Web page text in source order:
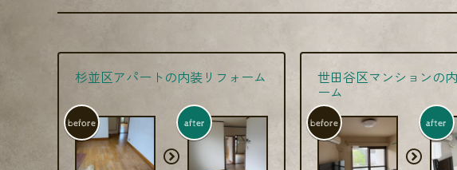
杉並区アパートの内装リフォーム
before after
世田谷区マンションの
ーム
before after